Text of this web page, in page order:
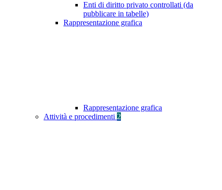
Enti di diritto privato controllati (da
pubblicare in tabelle)
Rappresentazione grafica
Rappresentazione grafica
Attività e procedimenti 2